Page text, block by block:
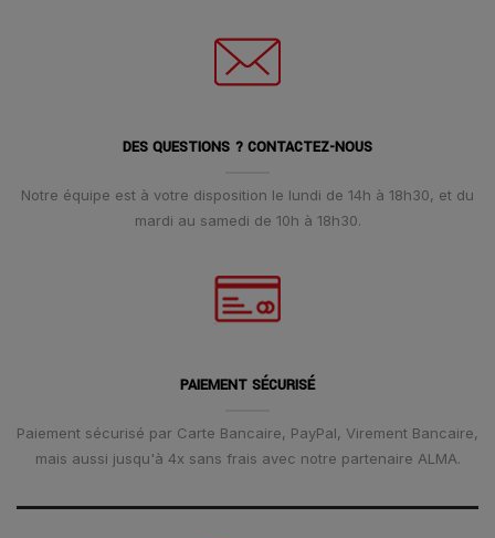
DES QUESTIONS ? CONTACTEZ-NOUS
Notre équipe est à votre disposition le lundi de 14h à 18h30, et du
mardi au samedi de 10h à 18h30.
PAIEMENT SÉCURISÉ
Paiement sécurisé par Carte Bancaire, PayPal, Virement Bancaire,
mais aussi jusqu'à 4x sans frais avec notre partenaire ALMA.